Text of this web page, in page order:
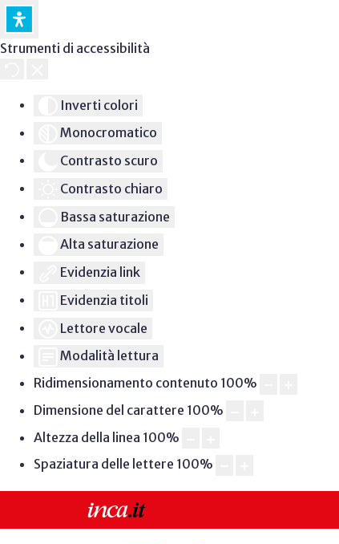
Strumenti di accessibilità
Inverti colori
Monocromatico
Contrasto scuro
Contrasto chiaro
Bassa saturazione
Alta saturazione
Evidenzia link
Evidenzia titoli
Lettore vocale
Modalità lettura
Ridimensionamento contenuto 100%
Dimensione del carattere 100%
Altezza della linea 100%
Spaziatura delle lettere 100%